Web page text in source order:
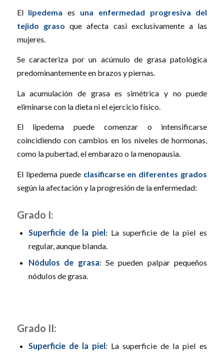
El lipedema es una enfermedad progresiva del
tejido graso que afecta casi exclusivamente a las
mujeres.
Se caracteriza por un acúmulo de grasa patológica
predominantemente en brazos y piernas.
La acumulación de grasa es simétrica y no puede
eliminarse con la dieta ni el ejercicio físico.
El lipedema puede comenzar o intensificarse
coincidiendo con cambios en los niveles de hormonas,
como la pubertad, el embarazo o la menopausia.
El lipedema puede clasificarse en diferentes grados
según la afectación y la progresión de la enfermedad:
Grado I:
Superficie de la piel: La superficie de la piel es
regular, aunque blanda.
Nódulos de grasa: Se pueden palpar pequeños
nódulos de grasa.
Grado II:
Superficie de la piel: La superficie de la piel es